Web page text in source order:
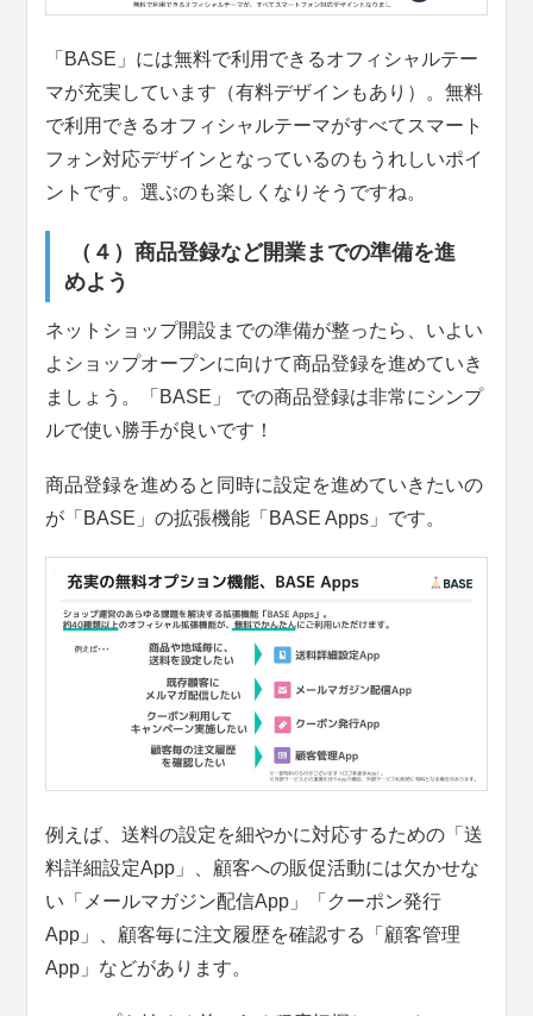
「BASE」には無料で利用できるオフィシャルテー
マが充実しています（有料デザインもあり）。無料
で利用できるオフィシャルテーマがすべてスマート
フォン対応デザインとなっているのもうれしいポイ
ントです。選ぶのも楽しくなりそうですね。
（４）商品登録など開業までの準備を進
めよう
ネットショップ開設までの準備が整ったら、いよい
よショップオープンに向けて商品登録を進めていき
ましょう。「BASE」 での商品登録は非常にシンプ
ルで使い勝手が良いです！
商品登録を進めると同時に設定を進めていきたいの
が「BASE」の拡張機能「BASE Apps」です。
例えば、送料の設定を細やかに対応するための「送
料詳細設定App」、顧客への販促活動には欠かせな
い「メールマガジン配信App」「クーポン発行
App」、顧客毎に注文履歴を確認する「顧客管理
App」などがあります。